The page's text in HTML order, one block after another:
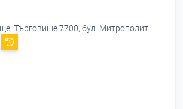
Търговище 7700, бул. Митрополит